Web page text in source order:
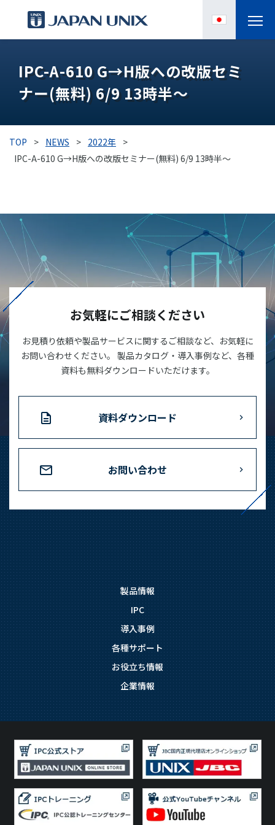
IPC
導入事例
各種サポート
企業情報
03-3588-0551
お問い合わせ
資料ダウンロード
IPC-A-610 G→H版への改版セミ
ナー(無料) 6/9 13時半～
TOP > NEWS > 2022年 >
IPC-A-610 G→H版への改版セミナー(無料) 6/9 13時半～
お気軽にご相談ください
お見積り依頼や製品サービスに関するご相談など、お気軽に
お問い合わせください。 製品カタログ・導入事例など、各種
資料も無料ダウンロードいただけます。
資料ダウンロード
お問い合わせ
製品情報
IPC
導入事例
各種サポート
お役立ち情報
企業情報